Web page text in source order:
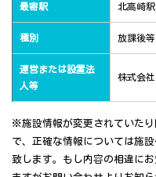
最寄駅 北高崎
種別 放課後
運営または設置法
人等
株式会
※施設情報が変更されていた
で、正確な情報については施
致します。もし内容の相違に